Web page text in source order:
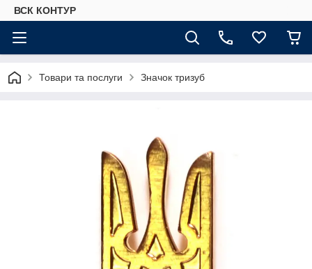
ВСК КОНТУР
Товари та послуги Значок тризуб